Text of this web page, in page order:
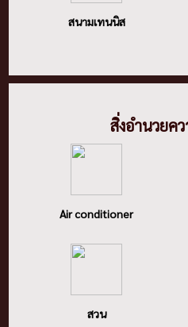
สนามเทนนิส
สิ่งอํานวยค
Air conditioner
สวน